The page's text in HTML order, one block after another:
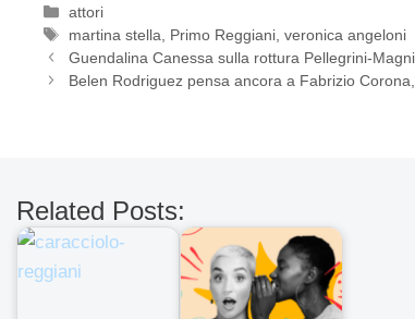
Categorie
attori
Tag
martina stella Primo Reggiani ,veronica angeloni
Guendalina Canessa sulla rottura Pellegrini-
Belen Rodriguez pensa ancora a Fabrizio
Related Posts: